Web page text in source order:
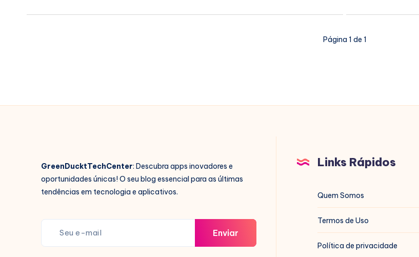
Página 1 de 1
GreenDucktTechCenter: Descubra apps inovadores e
oportunidades únicas! O seu blog essencial para as últimas
tendências em tecnologia e aplicativos.
Enviar
Links Rápidos
Quem Somos
Termos de Uso
Política de privacidade